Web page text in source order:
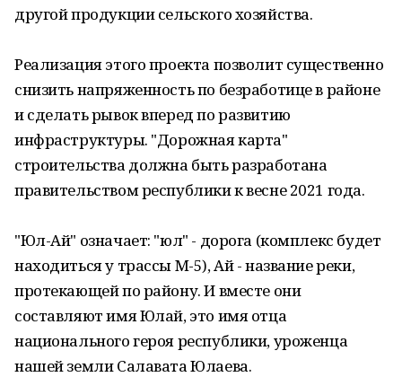
другой продукции сельского хозяйства.
Реализация этого проекта позволит существенно
снизить напряженность по безработице в районе
и сделать рывок вперед по развитию
инфраструктуры. "Дорожная карта"
строительства должна быть разработана
правительством республики к весне 2021 года.
"Юл-Ай" означает: "юл" - дорога (комплекс будет
находиться у трассы М-5), Ай - название реки,
протекающей по району. И вместе они
составляют имя Юлай, это имя отца
национального героя республики, уроженца
нашей земли Салавата Юлаева.